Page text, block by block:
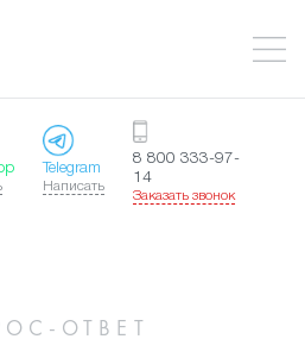
Telegram
Написать
8 800 333-97-
14
Заказать звонок
ОТВЕТ